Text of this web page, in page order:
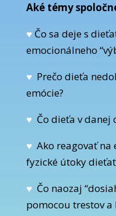
Aké témy
♥ Čo sa deje s
emocionálneho
♥ Prečo dieťa
emócie?
♥ Čo dieťa v danej
♥ Ako reagovať na
fyzické útoky
♥ Čo naozaj
pomocou trestov a